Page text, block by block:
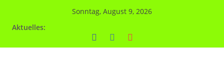
Sonntag, August 9, 2026
Aktuelles: